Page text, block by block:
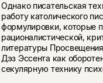
Однако писательская
работу католического
формулировки, которые
рационалистической,
литературы
Дэз Эссента как
секулярную технику